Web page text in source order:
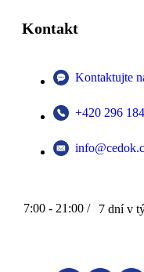
Kontakt
Kontaktujte
+420 296
7:00 - 21:00 / 7 dní v